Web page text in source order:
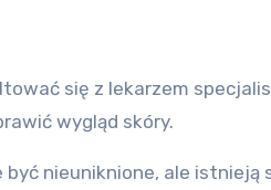
się z lekarzem
wygląd skóry.
nieuniknione, ale istnieją